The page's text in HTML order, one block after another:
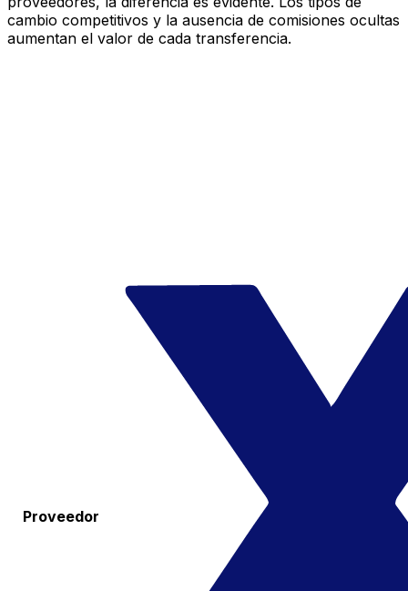
cambio competitivos y la ausencia de comisiones ocultas
aumentan el valor de cada transferencia.
Proveedor